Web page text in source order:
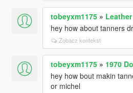
tobeyxm1175»
hey how about tanners
Zobacz kontekst
tobeyxm1175» 1970
hey how bout makin
or michel